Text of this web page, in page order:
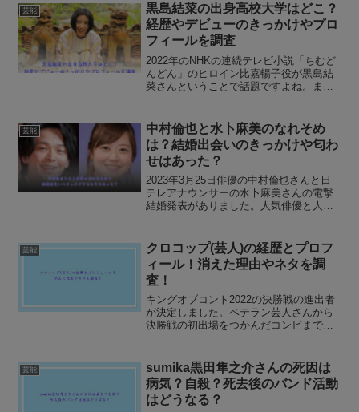
芸能
黒島結菜の出身高校大学はどこ？
経歴やデビューのきっかけやプロ
フィールを調査
2022年のNHKの連続テレビ小説「ちむど
んどん」のヒロイン比嘉暢子役が黒島結
菜さんということで話題ですよね。ま
集がたくさん放送されています。2022年
５月に放...
芸能
中村倫也と水卜麻美のなれそめ
は？結婚出会いのきっかけや匂わ
せはあった？
2023年3月25日俳優の中村倫也さんと日
テレアナウンサーの水卜麻美さんの電撃
結婚発表がありました。人気俳優と人気
ね。過去にそれぞれ熱愛報道はありまし
たが、中村倫也さんと...
芸能
クロコップ(芸人)の経歴とプロフ
ィール！消えた理由やネタを調
査！
キングオブコント2022の決勝戦の進出者
が決定しました。ベテラン芸人さんから
決勝戦の初出場をつかんだコンビまで
「クロコップ」2人が注目を集めていま
す。芸人クロコップの...
芸能
sumika黒田隼之介さんの死因は
病気？自殺？死去後のバンド活動
はどうなる？